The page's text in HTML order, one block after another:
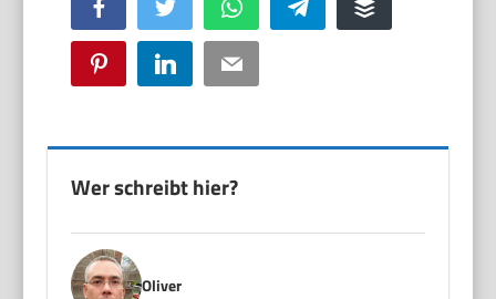
Facebook Twitter WhatsApp Telegram Buffer
Pinterest LinkedIn Email
Wer schreibt hier?
Oliver